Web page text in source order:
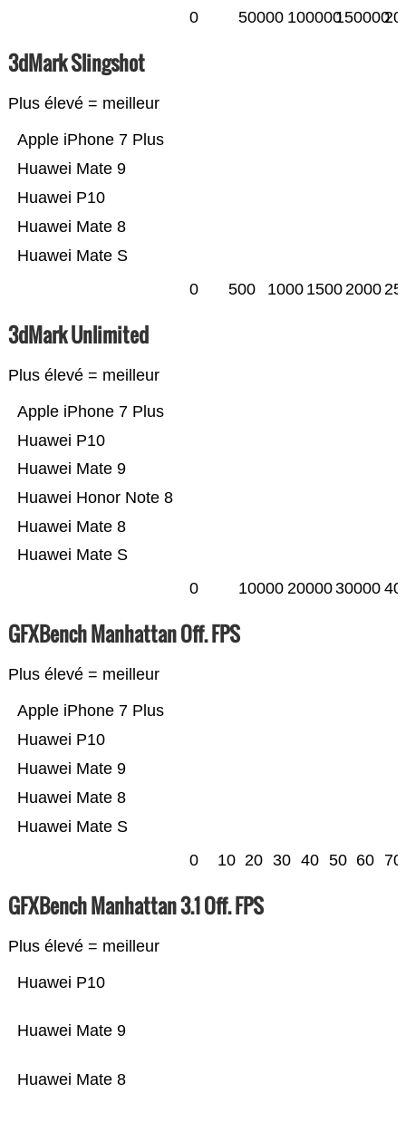
0 50000 100000150000
3dMark Slingshot
Plus élevé = meilleur
Huawei Mate S
Huawei Mate 8
Huawei P10
Huawei Mate 9
Apple iPhone 7 Plus
0 500 1000 15002000
3dMark Unlimited
Plus élevé = meilleur
Huawei Mate S
Huawei Mate 8
Huawei Honor Note 8
Huawei Mate 9
Huawei P10
Apple iPhone 7 Plus
0 10000 2000030000
GFXBench Manhattan Off. FPS
Plus élevé = meilleur
Huawei Mate S
Huawei Mate 8
Huawei Mate 9
Huawei P10
Apple iPhone 7 Plus
0 10 20 30 40 50 60 70
GFXBench Manhattan 3.1 Off. FPS
Plus élevé = meilleur
Huawei Mate 8
Huawei Mate 9
Huawei P10